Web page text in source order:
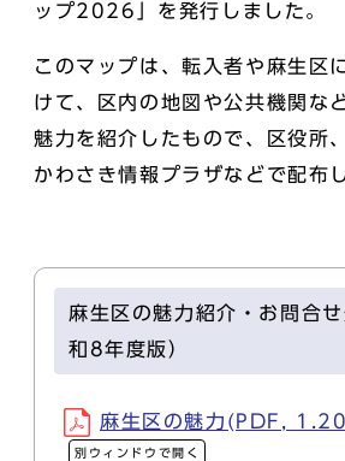
ップ2026」を発行しました。
このマップは、転入者や麻生区
けて、区内の地図や公共機関な
魅力を紹介したもので、区役所
かわさき情報プラザなどで配布
麻生区の魅力紹介・お問合
和8年度版）
麻生区の魅力(PDF,
別ウィンドウで開く